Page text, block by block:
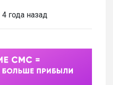
4 года назад